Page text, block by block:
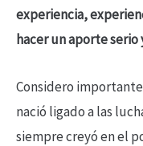
experiencia,
hacer un aporte
Considero
nació ligado a las
siempre creyó en el